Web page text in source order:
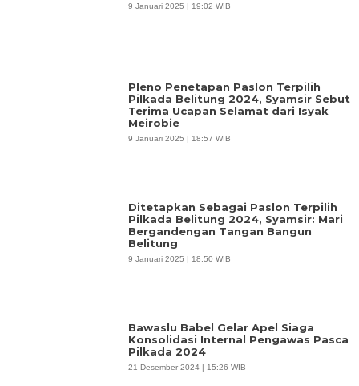
9 Januari 2025 | 19:02 WIB
Pleno Penetapan Paslon Terpilih
Pilkada Belitung 2024, Syamsir Sebut
Terima Ucapan Selamat dari Isyak
Meirobie
9 Januari 2025 | 18:57 WIB
Ditetapkan Sebagai Paslon Terpilih
Pilkada Belitung 2024, Syamsir: Mari
Bergandengan Tangan Bangun
Belitung
9 Januari 2025 | 18:50 WIB
Bawaslu Babel Gelar Apel Siaga
Konsolidasi Internal Pengawas Pasca
Pilkada 2024
21 Desember 2024 | 15:26 WIB